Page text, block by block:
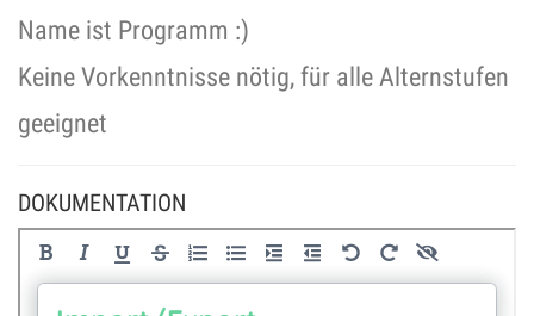
Name ist Programm :)
Keine Vorkenntnisse nötig, für alle Alternstufen
geeignet
DOKUMENTATION